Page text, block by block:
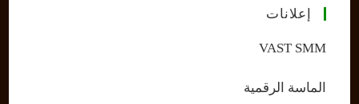
إعلانات
VAST SMM
الماسة الرقمية